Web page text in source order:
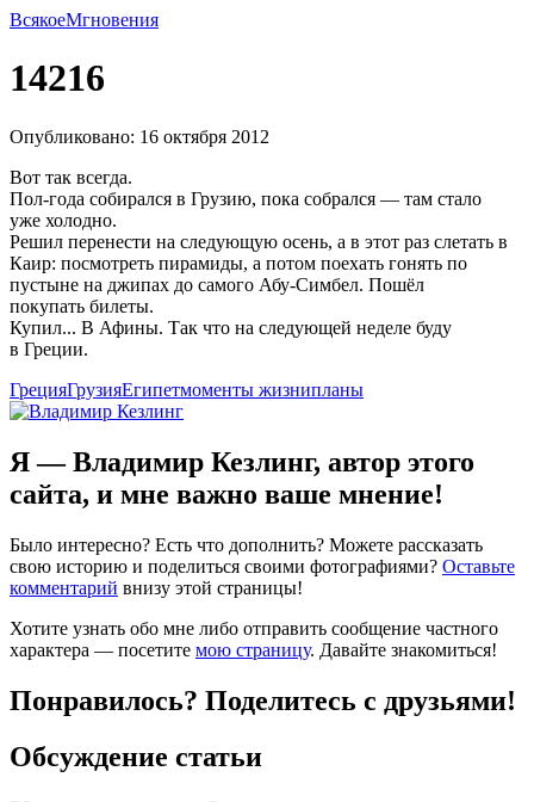
ВсякоеМгновения
14216
Опубликовано: 16 октября 2012
Вот так всегда.
Пол-года собирался в Грузию, пока собрался — там стало
уже холодно.
Решил перенести на следующую осень, а в этот раз слетать в
Каир: посмотреть пирамиды, а потом поехать гонять по
пустыне на джипах до самого Абу-Симбел. Пошёл
покупать билеты.
Купил... В Афины. Так что на следующей неделе буду
в Греции.
ГрецияГрузияЕгипетмоменты жизнипланы
Я — Владимир Кезлинг, автор этого
сайта, и мне важно ваше мнение!
Было интересно? Есть что дополнить? Можете рассказать
свою историю и поделиться своими фотографиями? Оставьте
комментарий внизу этой страницы!
Хотите узнать обо мне либо отправить сообщение частного
характера — посетите мою страницу. Давайте знакомиться!
Понравилось? Поделитесь с друзьями!
Обсуждение статьи